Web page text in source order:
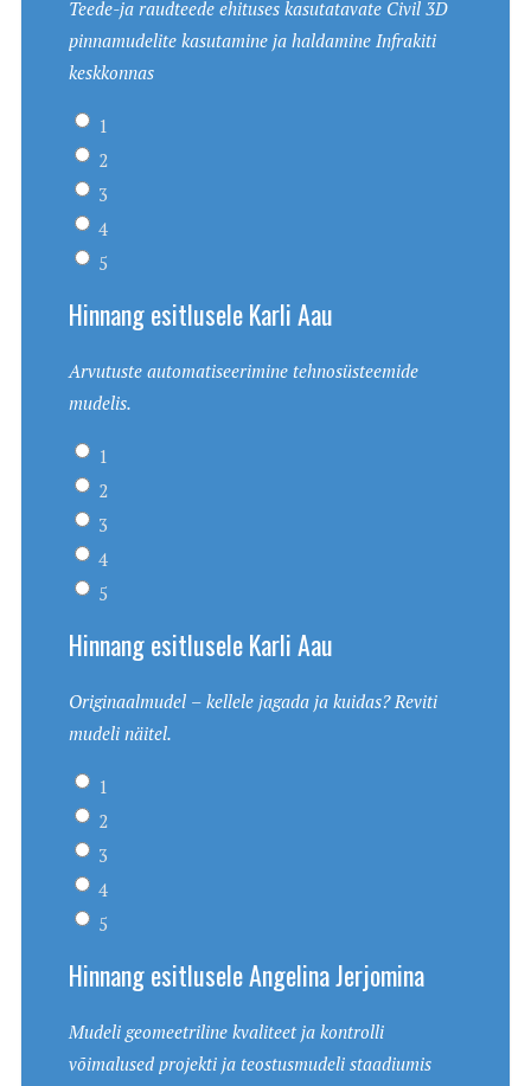
Teede-ja raudteede ehituses kasutatavate Civil 3D
pinnamudelite kasutamine ja haldamine Infrakiti
keskkonnas
1
2
3
4
5
Hinnang esitlusele Karli Aau
Arvutuste automatiseerimine tehnosüsteemide
mudelis.
1
2
3
4
5
Hinnang esitlusele Karli Aau
Originaalmudel – kellele jagada ja kuidas? Reviti
mudeli näitel.
1
2
3
4
5
Hinnang esitlusele Angelina Jerjomina
Mudeli geomeetriline kvaliteet ja kontrolli
võimalused projekti ja teostusmudeli staadiumis